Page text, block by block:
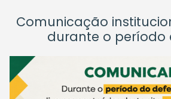
Comunicação
durante o período